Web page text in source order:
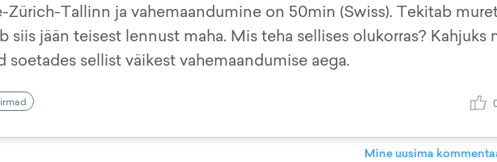
Tallinn ja vahemaandumine on 50min (Swiss). Tekitab
siis jään teisest lennust maha. Mis teha sellises olukorras? Kahjuks
soetades sellist väikest vahemaandumise aega.
Mine uusima